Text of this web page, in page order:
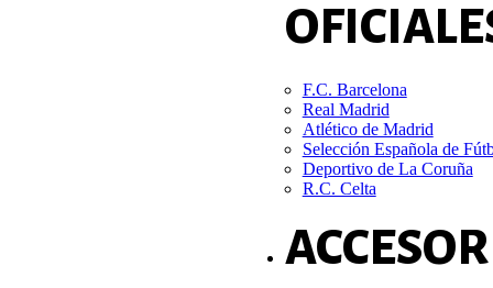
F.C. Barcelona
Real Madrid
Atlético de Madrid
Selección Española de
Deportivo de La Coruña
R.C. Celta